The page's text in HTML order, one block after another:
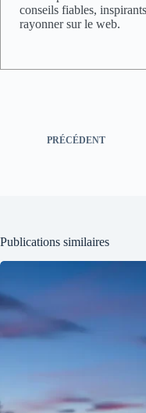
conseils fiables,
rayonner sur le web.
PRÉCÉDENT
Publications similaires